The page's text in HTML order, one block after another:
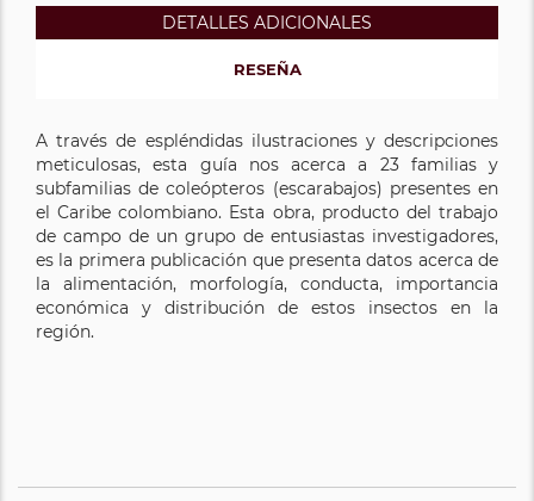
DETALLES ADICIONALES
RESEÑA
A través de espléndidas ilustraciones y descripciones
meticulosas, esta guía nos acerca a 23 familias y
subfamilias de coleópteros (escarabajos) presentes en
el Caribe colombiano. Esta obra, producto del trabajo
de campo de un grupo de entusiastas investigadores,
es la primera publicación que presenta datos acerca de
la alimentación, morfología, conducta, importancia
económica y distribución de estos insectos en la
región.